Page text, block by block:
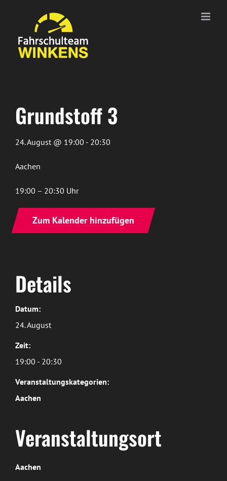
springen
Grundstoff 3
24. August @ 19:00 - 20:30
Aachen
19:00 – 20:30 Uhr
Zum Kalender hinzufügen
Details
Datum:
24. August
Zeit:
19:00 - 20:30
Veranstaltungskategorien:
Aachen
Veranstaltungsort
Aachen